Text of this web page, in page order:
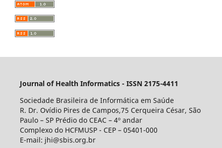
Journal of Health Informatics - ISSN 2175-4411
Sociedade Brasileira de Informática em Saúde
R. Dr. Ovídio Pires de Campos,75 Cerqueira César, São
Paulo – SP Prédio do CEAC – 4º andar
Complexo do HCFMUSP - CEP – 05401-000
E-mail: jhi@sbis.org.br